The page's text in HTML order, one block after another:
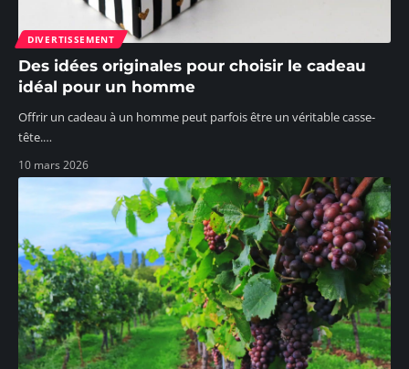
DIVERTISSEMENT
Des idées originales pour choisir le cadeau
idéal pour un homme
Offrir un cadeau à un homme peut parfois être un véritable casse-
tête.…
10 mars 2026